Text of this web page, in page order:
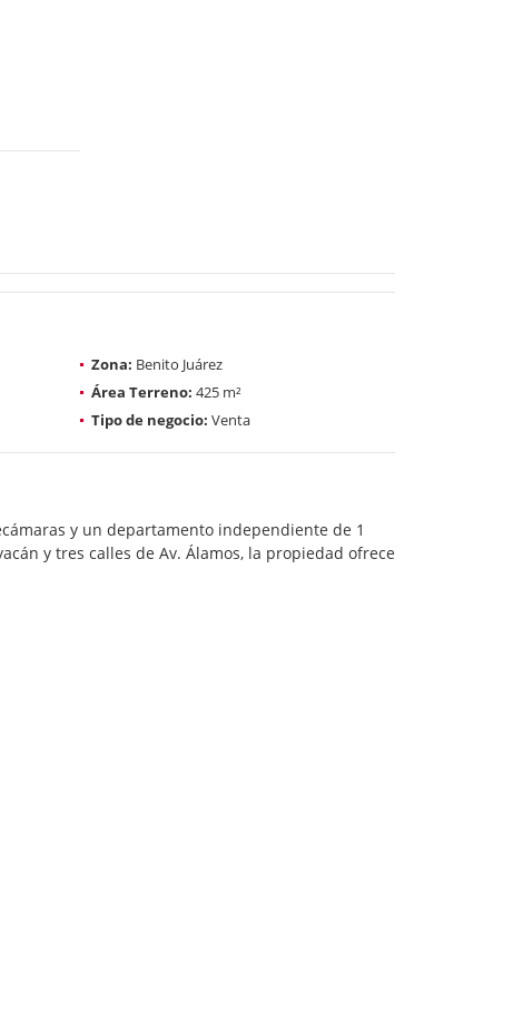
Zona: Benito Juárez
Área Terreno: 425 m²
Tipo de negocio: Venta
y un departamento independiente de 1
y tres calles de Av. Álamos, la propiedad ofrece